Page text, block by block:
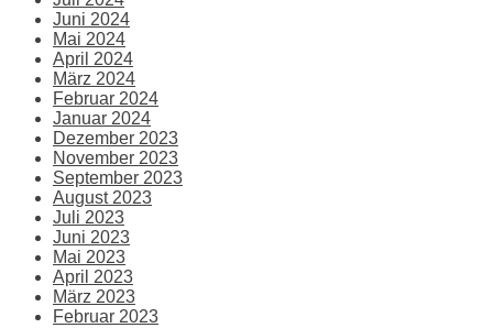
Juni 2024
Mai 2024
April 2024
März 2024
Februar 2024
Januar 2024
Dezember 2023
November 2023
September 2023
August 2023
Juli 2023
Juni 2023
Mai 2023
April 2023
März 2023
Februar 2023